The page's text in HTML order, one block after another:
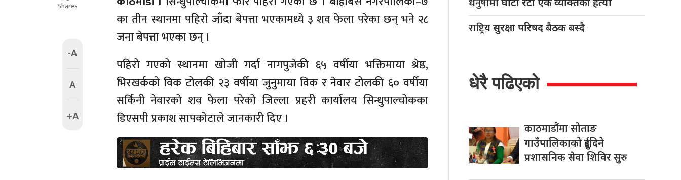
Shares
-A
A
+A
का तीन स्थानमा पहिरो जाँदा बेपत्ता भएकामध्ये ३ शव फेला परेका छन् भने २८
जना बेपत्ता भएका छन् ।
पहिरो गएको स्थानमा खोजी गर्दा नागपुजेकी ६५ वर्षीया भक्तिमाया श्रेष्ठ,
भिरखर्कको विक टोलकी २३ वर्षीया जुनुमाया विक र नेवार टोलकी ६० वर्षीया
सर्किनी नेवारको शव फेला परेको जिल्ला प्रहरी कार्यालय सिन्धुपाल्चोकका
डिएसपी प्रकाश सापकोटाले जानकारी दिए ।
राष्ट्रियसुरक्षा परिषद बैठक बस्दै
धेरै पढिएको
काठमाडौंमासोताङ
गाउँपालिकाको दुईदिने
प्रशासनिक सेवा शिविर सुरु